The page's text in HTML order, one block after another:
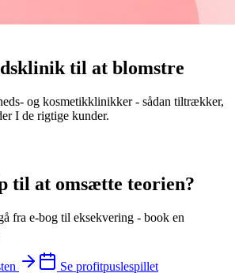
til at blomstre
og kosmetikklinikker - sådan tiltrækker,
I de rigtige kunder.
til at omsætte teorien?
fra e-bog til eksekvering - book en
Se profitpuslespillet